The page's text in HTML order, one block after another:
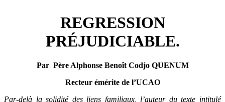
REGRESSION
PRÉJUDICIABLE.
Par Père Alphonse Benoît Codjo QUENUM
Recteur émérite de l’UCAO
Par-delà la solidité des liens familiaux, l’auteur du texte intitulé